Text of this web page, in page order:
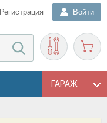
Регистрация Войти
ГАРАЖ